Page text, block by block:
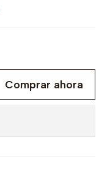
Comprar ahora